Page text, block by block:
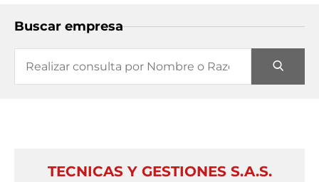
Buscar empresa
TECNICAS Y GESTIONES S.A.S.